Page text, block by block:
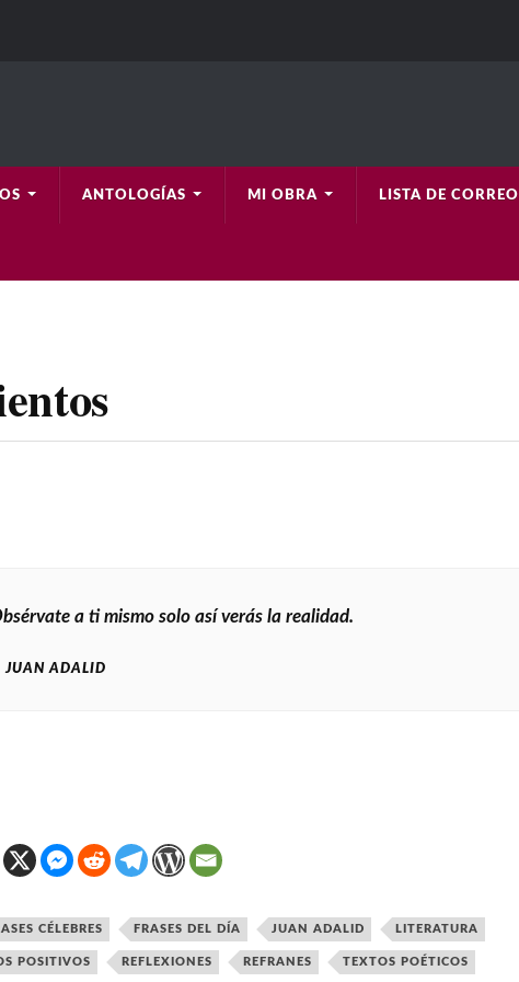
ANTOLOGÍAS MI OBRA LISTA DE CORREO
a ti mismo solo así verás la realidad.
JUAN ADALID
CÉLEBRES FRASES DEL DÍA JUAN ADALID LITERATURA
POSITIVOS REFLEXIONES REFRANES TEXTOS POÉTICOS